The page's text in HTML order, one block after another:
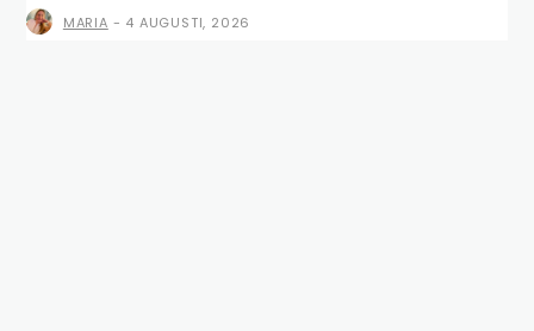
MARIA - 4 AUGUSTI, 2026